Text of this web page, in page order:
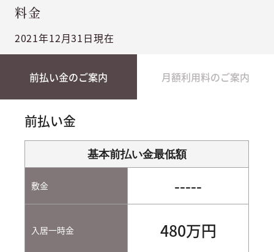
料金
2021年12月31日現在
前払い金のご案内 月額利用料のご案内
前払い金
基本前払い金最低額
敷金 -----
入居一時金 480万円